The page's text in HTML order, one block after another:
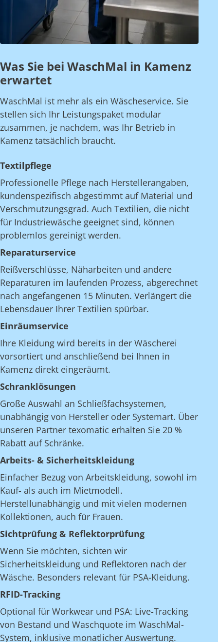
Was Sie bei WaschMal in Kamenz
erwartet
WaschMal ist mehr als ein Wäscheservice. Sie
stellen sich Ihr Leistungspaket modular
zusammen, je nachdem, was Ihr Betrieb in
Kamenz tatsächlich braucht.
Textilpflege
Professionelle Pflege nach Herstellerangaben,
kundenspezifisch abgestimmt auf Material und
Verschmutzungsgrad. Auch Textilien, die nicht
für Industriewäsche geeignet sind, können
problemlos gereinigt werden.
Reparaturservice
Reißverschlüsse, Näharbeiten und andere
Reparaturen im laufenden Prozess, abgerechnet
nach angefangenen 15 Minuten. Verlängert die
Lebensdauer Ihrer Textilien spürbar.
Einräumservice
Ihre Kleidung wird bereits in der Wäscherei
vorsortiert und anschließend bei Ihnen in
Kamenz direkt eingeräumt.
Schranklösungen
Große Auswahl an Schließfachsystemen,
unabhängig von Hersteller oder Systemart. Über
unseren Partner texomatic erhalten Sie 20 %
Rabatt auf Schränke.
Arbeits- & Sicherheitskleidung
Einfacher Bezug von Arbeitskleidung, sowohl im
Kauf- als auch im Mietmodell.
Herstellunabhängig und mit vielen modernen
Kollektionen, auch für Frauen.
Sichtprüfung & Reflektorprüfung
Wenn Sie möchten, sichten wir
Sicherheitskleidung und Reflektoren nach der
Wäsche. Besonders relevant für PSA-Kleidung.
RFID-Tracking
Optional für Workwear und PSA: Live-Tracking
von Bestand und Waschquote im WaschMal-
System, inklusive monatlicher Auswertung.